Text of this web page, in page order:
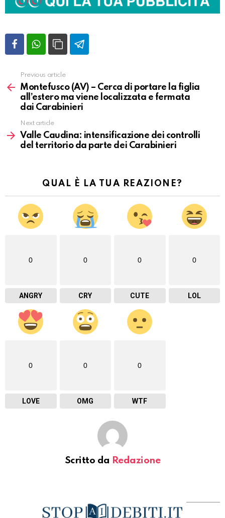
Vedi
altro
Previous article
Montefusco (AV) – Cerca di portare la figlia
all’estero ma viene localizzata e fermata
dai Carabinieri
Next article
Valle Caudina: intensificazione dei controlli
del territorio da parte dei Carabinieri
QUAL È LA TUA REAZIONE?
0
ANGRY
0
CRY
0
CUTE
0
LOL
0
LOVE
0
OMG
0
WTF
Scritto da Redazione